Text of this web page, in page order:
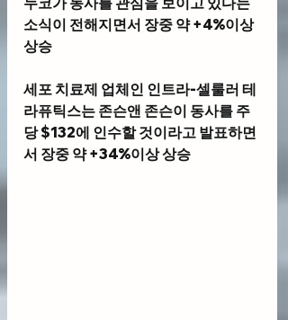
소식이 전해지면서 장중 약 +4%이상
상승
세포 치료제 업체인 인트라-셀룰러 테
라퓨틱스는 존슨앤 존슨이 동사를 주
당 $132에 인수할 것이라고 발표하면
서 장중 약 +34%이상 상승